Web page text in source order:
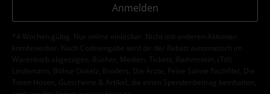
Anmelden
*4 Wochen gültig. Nur online einlösbar. Nicht mit anderen Aktionen
kombinierbar. Nach Codeeingabe wird dir der Rabatt automatisch im
Warenkorb abgezogen. Bücher, Medien, Tickets, Rammstein, (Till)
Lindemann, Böhse Onkelz, Broilers, Die Ärzte, Feine Sahne Fischfilet, Die
Toten Hosen, Gutscheine & Artikel, die einen Spendenbeitrag beinhalten,